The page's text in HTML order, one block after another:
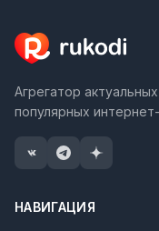
Агрегатор
популярных
НАВИГАЦИЯ